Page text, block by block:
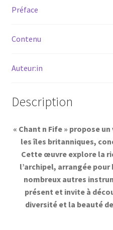
Préface
Contenu
Auteur:in
Description
« Chant n Fife » propose
les îles britanniques,
Cette œuvre explore la
l’archipel, arrangée
nombreux autres
présent et invite à
diversité et la beauté